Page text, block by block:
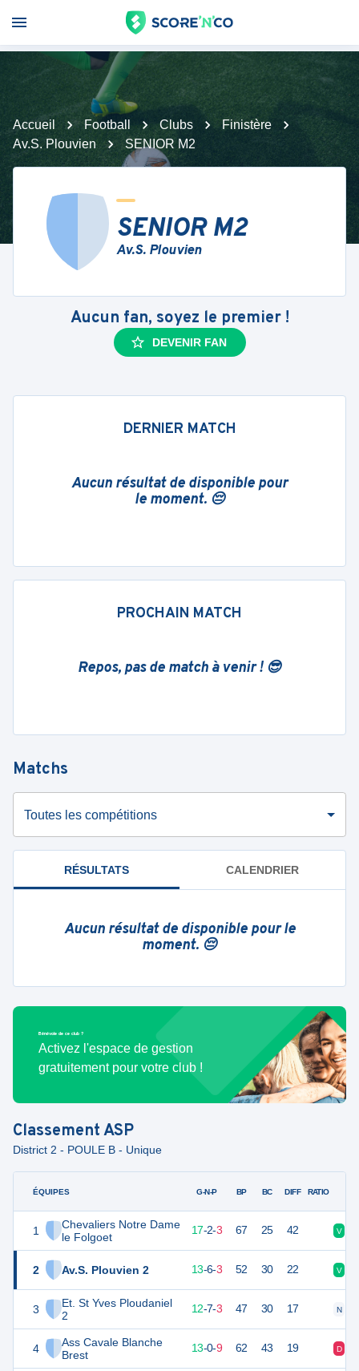
Accueil Football Clubs
Finistère
Av.S. Plouvien
SENIOR M2
SENIOR M2
Av.S. Plouvien
Aucun fan, soyez le premier !
DEVENIR FAN
DERNIER MATCH
Aucun résultat de disponible pour
le moment. 😔
PROCHAIN MATCH
Repos, pas de match à venir ! 😎
Matchs
Toutes les compétitions
RÉSULTATS CALENDRIER
Aucun résultat de disponible pour le
moment. 😔
Bénévole de ce club ?
Activez l'espace de gestion
gratuitement pour votre club !
ClassementASP
District 2 - POULE B - Unique
ÉQUIPES
1
Chevaliers Notre Dame
le Folgoet
2 Av.S. Plouvien 2
3
Et. St Yves Ploudaniel
2
4
Ass Cavale Blanche
Brest
G-N-P BP BC DIFF RATIO
53 22 17-2-3 67 25 42 V
45 13-6-3 52 30 22 V
43 22 12-7-3 47 30 17 N
39 13-0-9 62 43 19 D